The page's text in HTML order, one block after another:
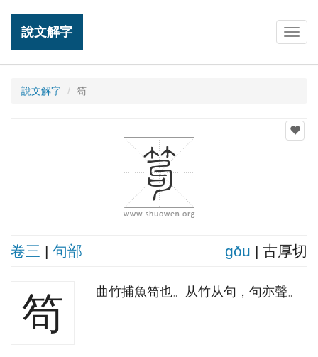
說文解字
說文解字 笱
卷三 | 句部 ɡǒu | 古厚切
笱 曲竹捕魚笱也。从竹从句，句亦聲。